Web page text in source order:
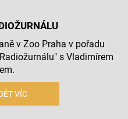
v Zoo Praha v pořadu
s Vladimírem
VÍC